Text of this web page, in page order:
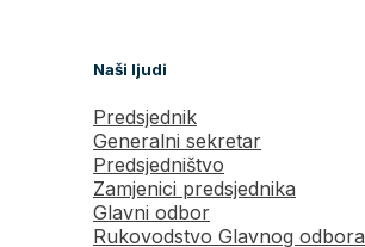
Naši ljudi
Predsjednik
Generalni sekretar
Predsjedništvo
Zamjenici predsjednika
Glavni odbor
Rukovodstvo Glavnog odbora